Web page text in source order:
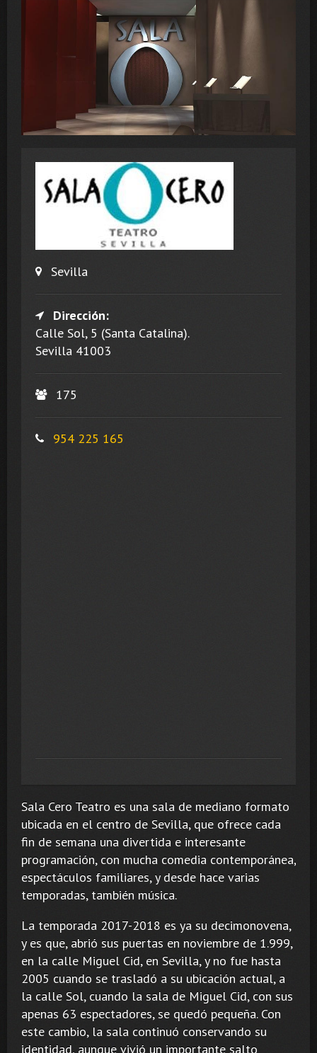
Sevilla
Dirección:
Calle Sol, 5 (Santa Catalina).
Sevilla 41003
175
954 225 165
Sala Cero Teatro es una sala de mediano formato
ubicada en el centro de Sevilla, que ofrece cada
fin de semana una divertida e interesante
programación, con mucha comedia contemporánea,
espectáculos familiares, y desde hace varias
temporadas, también música.
La temporada 2017-2018 es ya su decimonovena,
y es que, abrió sus puertas en noviembre de 1.999,
en la calle Miguel Cid, en Sevilla, y no fue hasta
2005 cuando se trasladó a su ubicación actual, a
la calle Sol, cuando la sala de Miguel Cid, con sus
apenas 63 espectadores, se quedó pequeña. Con
este cambio, la sala continuó conservando su
identidad, aunque vivió un importante salto